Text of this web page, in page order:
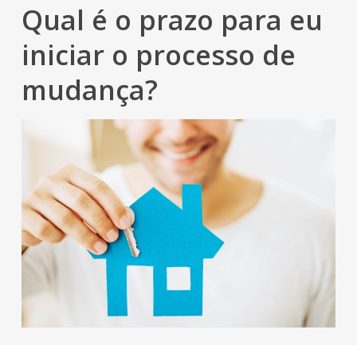
Qual é o prazo para eu
iniciar o processo de
mudança?